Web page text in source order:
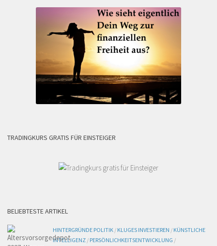
TRADINGKURS GRATIS FÜR EINSTEIGER
BELIEBTESTE ARTIKEL
HINTERGRÜNDE POLITIK / KLUGES INVESTIEREN / KÜNSTLICHE
INTELLIGENZ / PERSÖNLICHKEITSENTWICKLUNG /